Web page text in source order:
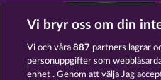
NIGHT WOLVES
Vi bryr oss om din
Vi och våra887 partners lagrar
personuppgifter som
enhet . Genom att välja Jag